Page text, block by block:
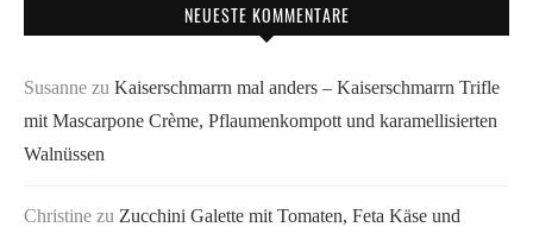
NEUESTE KOMMENTARE
Susanne zu Kaiserschmarrn mal anders – Kaiserschmarrn Trifle
mit Mascarpone Crème, Pflaumenkompott und karamellisierten
Walnüssen
Christine zu Zucchini Galette mit Tomaten, Feta Käse und